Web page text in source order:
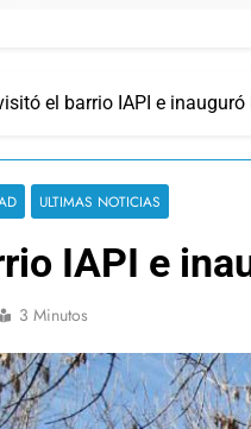
el barrio IAPI e
ULTIMAS NOTICIAS
IAPI e
3 Minutos